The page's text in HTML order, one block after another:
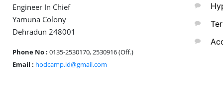
Engineer In Chief
Yamuna Colony
Dehradun 248001
Phone No : 0135-2530170, 2530916 (Off.)
Email : hodcamp.id@gmail.com